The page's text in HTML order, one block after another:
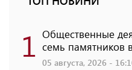
1 Общественные
семь памятников
05 августа, 2026 -